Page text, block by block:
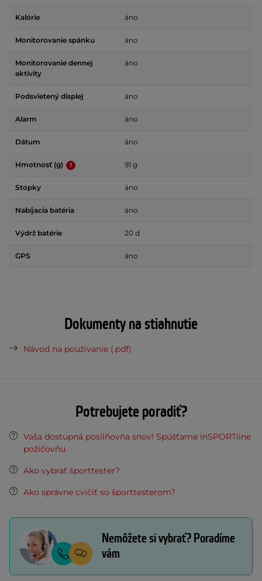
Kalórie áno
Monitorovanie spánku áno
Monitorovanie dennej
aktivity
áno
Podsvietený displej áno
Alarm áno
Dátum áno
Hmotnosť (g) 91 g
Stopky áno
Nabíjacia batéria áno
Výdrž batérie 20 d
GPS áno
Dokumenty na stiahnutie
Návod na používanie (.pdf)
Potrebujete poradiť?
Vaša dostupná posilňovňa snov! Spúšťame inSPORTline
požičovňu
Ako vybrať športtester?
Ako správne cvičiť so športtesterom?
Nemôžete si vybrať? Poradíme
vám